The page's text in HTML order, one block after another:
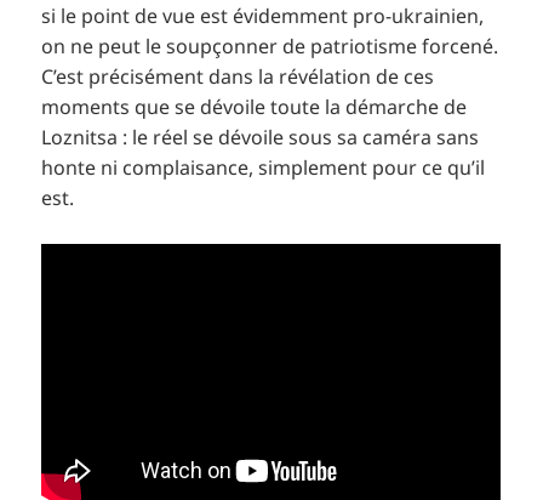
si le point de vue est évidemment pro-ukrainien,
on ne peut le soupçonner de patriotisme forcené.
C’est précisément dans la révélation de ces
moments que se dévoile toute la démarche de
Loznitsa : le réel se dévoile sous sa caméra sans
honte ni complaisance, simplement pour ce qu’il
est.